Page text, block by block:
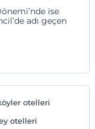
ise
adı geçen
otelleri
otelleri